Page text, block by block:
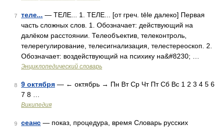
7 теле... — ТЕЛЕ... 1. ТЕЛЕ... [от греч. tēle далеко] Первая
часть сложных слов. 1. Обозначает: действующий на
далёком расстоянии. Телеобъектив, телеконтроль,
телерегулирование, телесигнализация, телестереоскоп. 2.
Обозначает: воздействующий на психику на&#8230; …
Энциклопедический словарь
8 9 октября — ← октябрь → Пн Вт Ср Чт Пт Сб Вс 1 2 3 4 5 6
7 8 …
Википедия
9 сеанс — показ, процедура, время Словарь русских